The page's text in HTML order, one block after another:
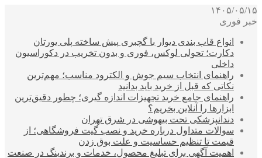
۱۴۰۵/۰۵/۱۵
خبر فوری
انواع قاب بندی دیوار با گچبری پیش ساخته پلی یورتان
دکارت؛ تحولی لوکس، فوری و بدون تخریب در دکوراسیون
داخلی
راهنمای انتخاب سیم جوش و الکترود مناسب؛ مهم‌ترین
نکاتی که قبل از خرید باید بدانید
راهنمای جامع خرید تجهیزات اندازه گیری؛ چطور دقیق‌ترین
ابزارها را آنلاین بخریم؟
دندانپزشکی تحت بیهوشی در شرق تهران
سوالات متداول درباره خرید و نصب گیت فروشگاهی؛ از
قیمت تا تنظیم حساسیت و علت بوق زدن
اهمیت آگهی برای تبلیغ محصول، خدمات و برندینگ در صنعت